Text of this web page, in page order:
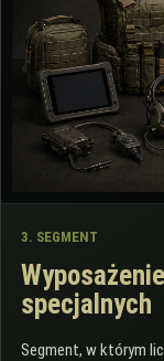
3. SEGMENT
specjalnych
Segment, w którym